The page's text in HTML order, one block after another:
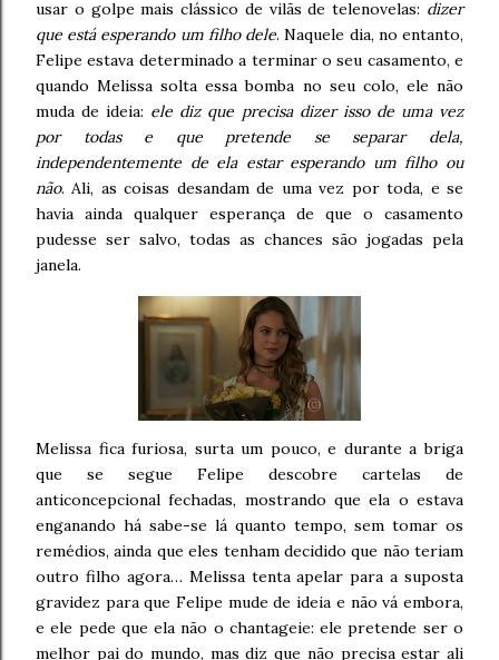
usar o golpe mais clássico de vilãs de telenovelas: dizer
que está esperando um filho dele. Naquele dia, no entanto,
Felipe estava determinado a terminar o seu casamento, e
quando Melissa solta essa bomba no seu colo, ele não
muda de ideia: ele diz que precisa dizer isso de uma vez
por todas e que pretende se separar dela,
independentemente de ela estar esperando um filho ou
não. Ali, as coisas desandam de uma vez por toda, e se
havia ainda qualquer esperança de que o casamento
pudesse ser salvo, todas as chances são jogadas pela
janela.
Melissa fica furiosa, surta um pouco, e durante a briga
que se segue Felipe descobre cartelas de
anticoncepcional fechadas, mostrando que ela o estava
enganando há sabe-se lá quanto tempo, sem tomar os
remédios, ainda que eles tenham decidido que não teriam
outro filho agora… Melissa tenta apelar para a suposta
gravidez para que Felipe mude de ideia e não vá embora,
e ele pede que ela não o chantageie: ele pretende ser o
melhor pai do mundo, mas diz que não precisa estar ali